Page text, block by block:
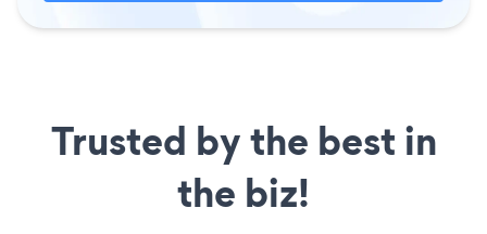
Trusted by the best in
the biz!